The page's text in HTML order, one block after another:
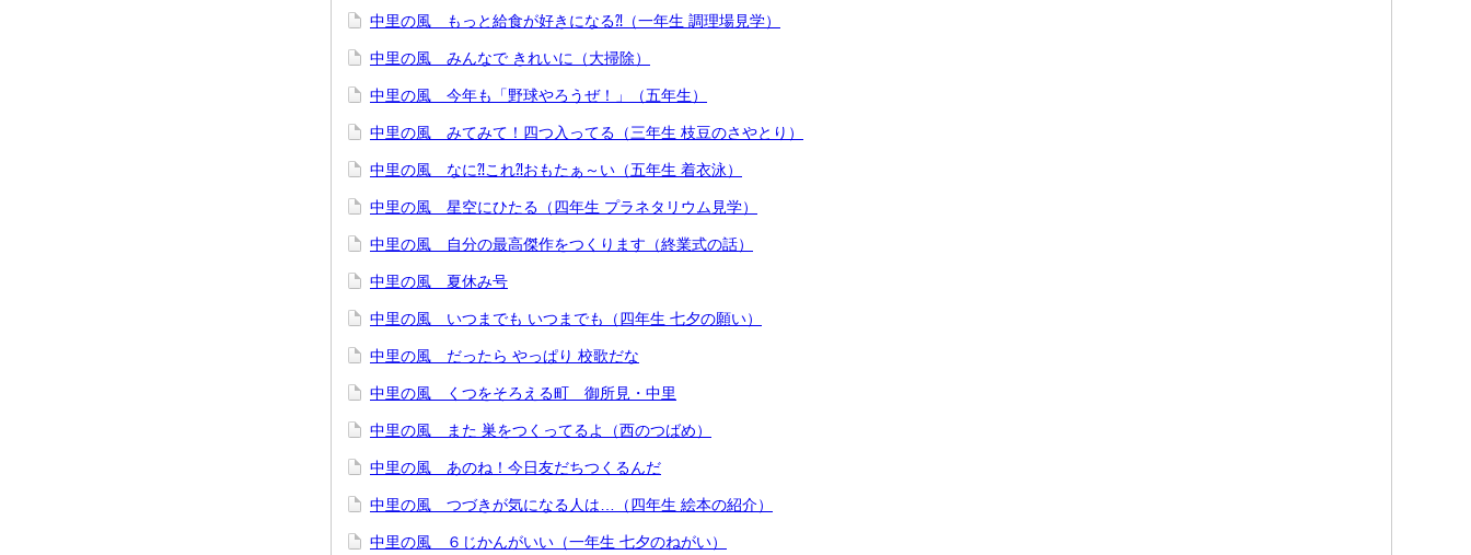
中里の風 もっと給食が好きになる⁈（一年生 調理場見学）
中里の風 みんなで きれいに（大掃除）
中里の風 今年も「野球やろうぜ！」（五年生）
中里の風 みてみて！四つ入ってる（三年生 枝豆のさやとり）
中里の風 なに⁈これ⁈おもたぁ～い（五年生 着衣泳）
中里の風 星空にひたる（四年生 プラネタリウム見学）
中里の風 自分の最高傑作をつくります（終業式の話）
中里の風 夏休み号
中里の風 いつまでも いつまでも（四年生 七夕の願い）
中里の風 だったら やっぱり 校歌だな
中里の風 くつをそろえる町 御所見・中里
中里の風 また 巣をつくってるよ（西のつばめ）
中里の風 あのね！今日友だちつくるんだ
中里の風 つづきが気になる人は…（四年生 絵本の紹介）
中里の風 ６じかんがいい（一年生 七夕のねがい）